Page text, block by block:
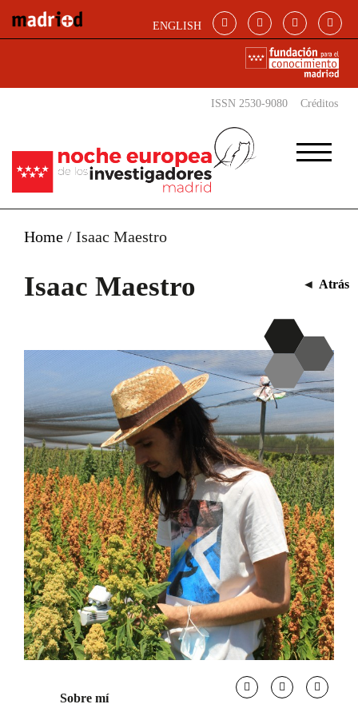
ENGLISH
ISSN 2530-9080 Créditos
Home / Isaac Maestro
Isaac Maestro ◄ Atrás
Sobre mí